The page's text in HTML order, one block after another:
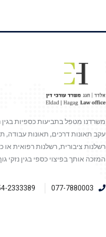
משרדנו מטפל בתביעות כספיות בגין
עקב תאונות דרכים, תאונות עבודה,
רשלנות ציבורית, רשלנות רפואית
המזכה אותך בפיצוי כספי בגין נזקי
077-7880003
2333389